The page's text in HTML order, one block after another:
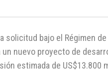
solicitud bajo el Régimen
un nuevo proyecto de
estimada de US$13.800